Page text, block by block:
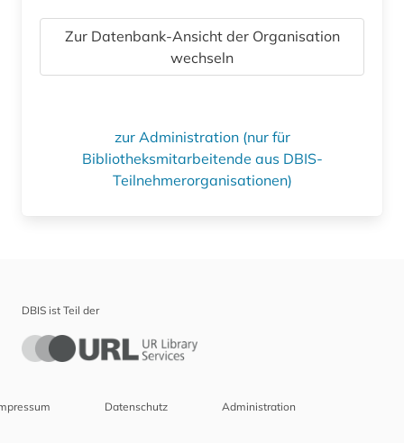
Zur Datenbank-Ansicht der Organisation
wechseln
zur Administration (nur für
Bibliotheksmitarbeitende aus DBIS-
Teilnehmerorganisationen)
DBIS ist Teil der
Datenschutz Administration